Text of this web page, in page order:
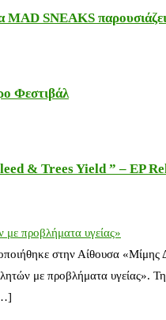
SNEAKS
Φεστιβάλ
& Trees Yield ” – EP
προβλήματα υγείας»
στην Αίθουσα
με προβλήματα υγείας».